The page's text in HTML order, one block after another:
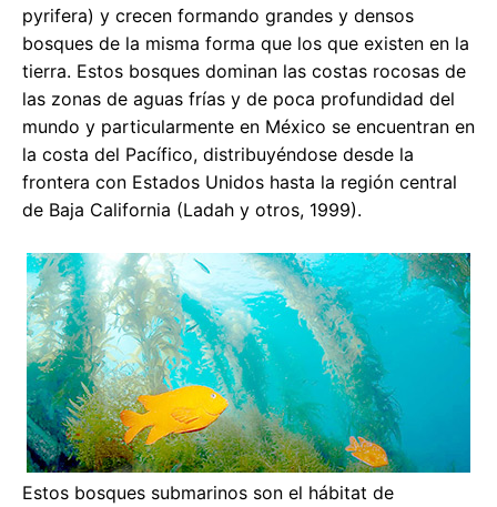
pyrifera) y crecen formando grandes y densos
bosques de la misma forma que los que existen en la
tierra. Estos bosques dominan las costas rocosas de
las zonas de aguas frías y de poca profundidad del
mundo y particularmente en México se encuentran en
la costa del Pacífico, distribuyéndose desde la
frontera con Estados Unidos hasta la región central
de Baja California (Ladah y otros, 1999).
Estos bosques submarinos son el hábitat de